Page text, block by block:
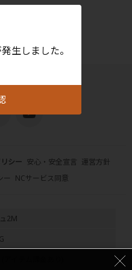
シー 安心・安全宣言 運営方針
ー NCサービス同意
2M
生しました。